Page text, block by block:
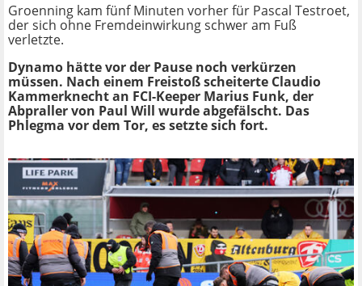
Groenning kam fünf Minuten vorher für Pascal Testroet,
der sich ohne Fremdeinwirkung schwer am Fuß
verletzte.
Dynamo hätte vor der Pause noch verkürzen
müssen. Nach einem Freistoß scheiterte Claudio
Kammerknecht an FCI-Keeper Marius Funk, der
Abpraller von Paul Will wurde abgefälscht. Das
Phlegma vor dem Tor, es setzte sich fort.